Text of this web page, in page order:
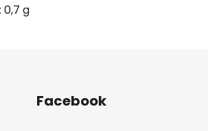
0,7 g
Facebook